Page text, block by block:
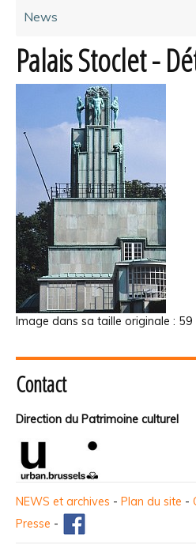
News
Palais Stoclet -
Image dans sa taille originale : 59
Contact
Direction du Patrimoine culturel
NEWS et archives - Plan du site -
Presse -